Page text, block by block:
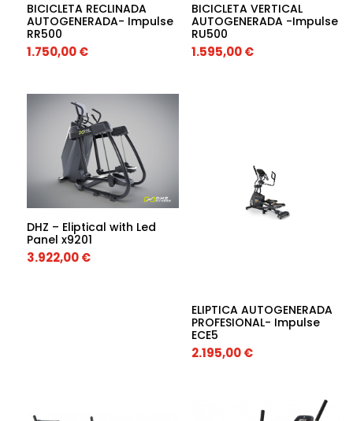
BICICLETA RECLINADA
AUTOGENERADA- Impulse
RR500
1.750,00€
BICICLETA VERTICAL
AUTOGENERADA -Impulse
RU500
1.595,00€
DHZ – Eliptical with Led
Panel x9201
3.922,00€
ELIPTICA AUTOGENERADA
PROFESIONAL- Impulse
ECE5
2.195,00€